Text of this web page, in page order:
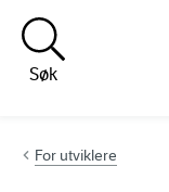
Hopp til innhold
Søk
For utviklere